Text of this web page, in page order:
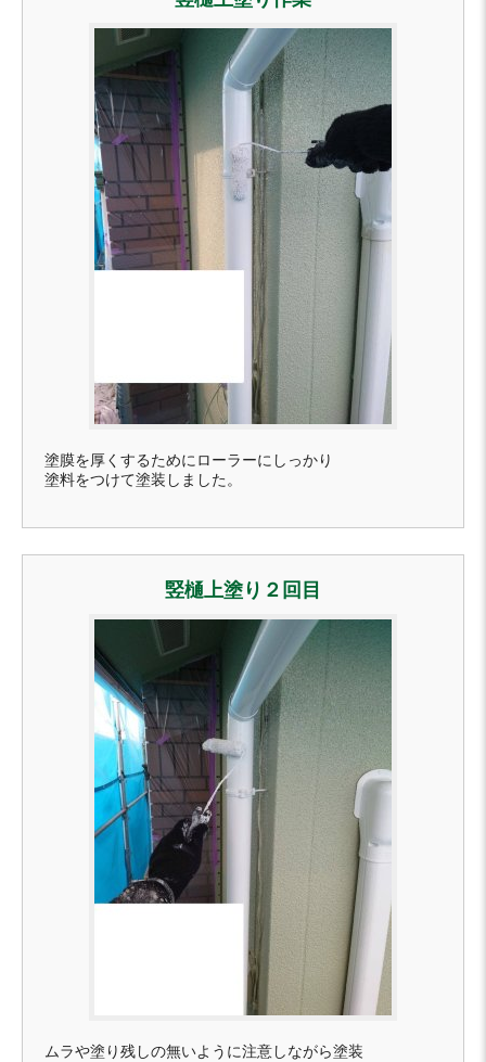
塗膜を厚くするためにローラーにしっかり
塗料をつけて塗装しました。
竪樋上塗り２回目
ムラや塗り残しの無いように注意しながら塗装